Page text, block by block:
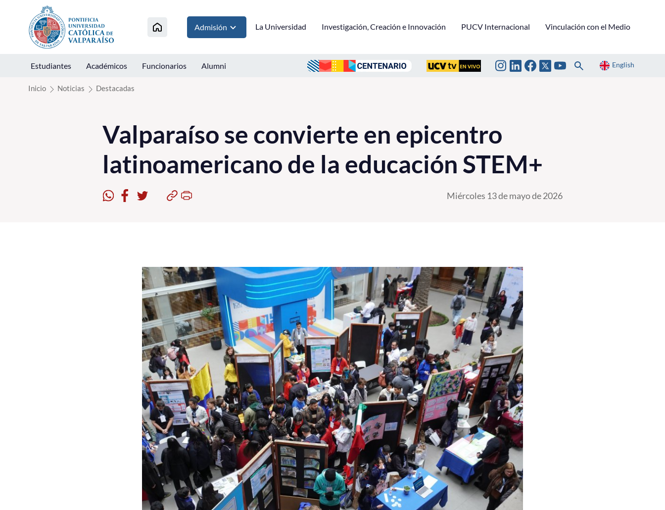
Click acá para ir directamente al contenido
Admisión La Universidad Investigación, Creación e Innovación PUCV Internacional Vinculación con el Medio
Estudiantes Académicos Funcionarios Alumni English
Inicio Noticias Destacadas
Valparaíso se convierte en epicentro
latinoamericano de la educación STEM+
Miércoles 13 de mayo de 2026